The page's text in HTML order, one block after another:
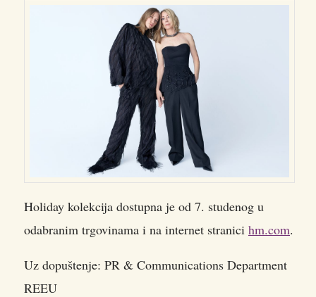
Holiday kolekcija dostupna je od 7. studenog u
odabranim trgovinama i na internet stranici hm.com.
Uz dopuštenje: PR & Communications Department
REEU